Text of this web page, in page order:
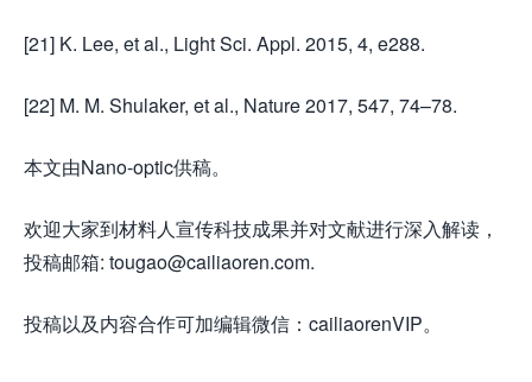
[21] K. Lee, et al., Light Sci. Appl. 2015, 4, e288.
[22] M. M. Shulaker, et al., Nature 2017, 547, 74–78.
本文由Nano-optic供稿。
欢迎大家到材料人宣传科技成果并对文献进行深入解读，
投稿邮箱: tougao@cailiaoren.com.
投稿以及内容合作可加编辑微信：cailiaorenVIP。